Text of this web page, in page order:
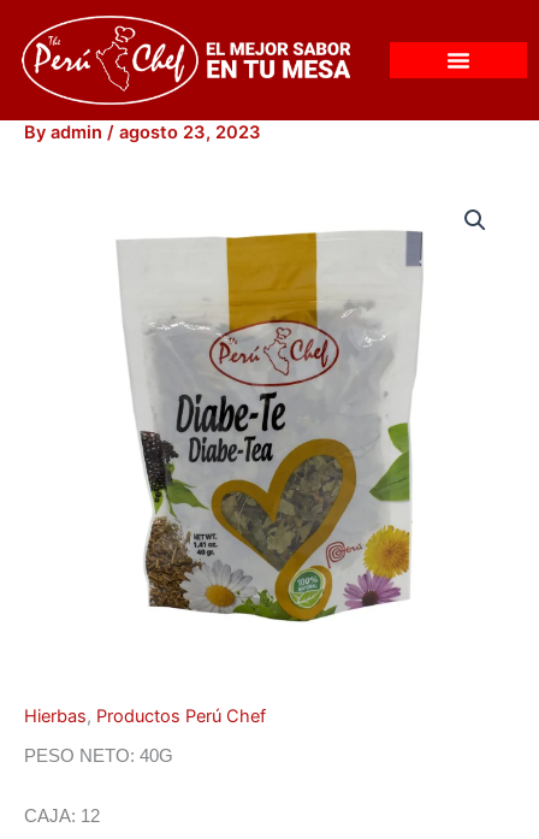
content
By admin / agosto 23, 2023
Hierbas, Productos Perú Chef
PESO NETO: 40G
CAJA: 12